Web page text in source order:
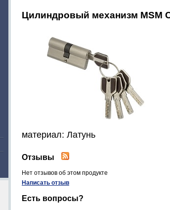
Цилиндровый механизм MSM
материал: Латунь
Отзывы
Нет отзывов об этом продукте
Написать отзыв
Есть вопросы?